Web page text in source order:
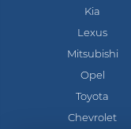
Kia
Lexus
Mitsubishi
Opel
Toyota
Chevrolet